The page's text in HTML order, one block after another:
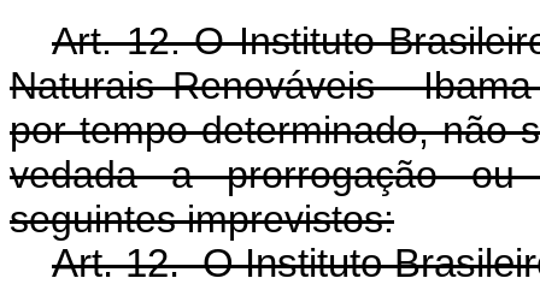
Art. 12. O Instituto
Naturais Renováveis -
por tempo determinado, não
vedada a prorrogação ou
seguintes imprevistos:
Art. 12. O Instituto